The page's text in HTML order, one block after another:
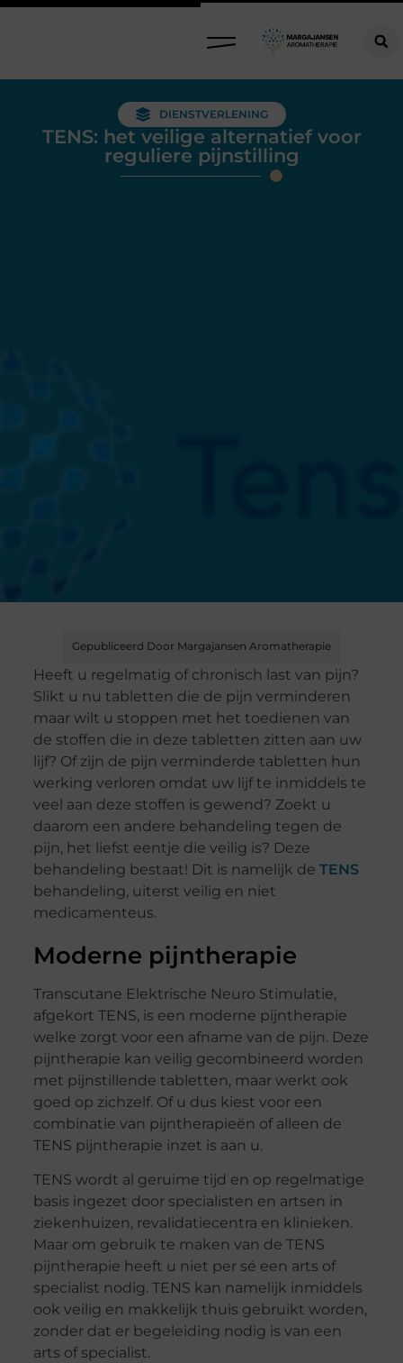
DIENSTVERLENING
TENS: het veilige alternatief voor
reguliere pijnstilling
Gepubliceerd Door Margajansen Aromatherapie
Heeft u regelmatig of chronisch last van pijn?
Slikt u nu tabletten die de pijn verminderen
maar wilt u stoppen met het toedienen van
de stoffen die in deze tabletten zitten aan uw
lijf? Of zijn de pijn verminderde tabletten hun
werking verloren omdat uw lijf te inmiddels te
veel aan deze stoffen is gewend? Zoekt u
daarom een andere behandeling tegen de
pijn, het liefst eentje die veilig is? Deze
behandeling bestaat! Dit is namelijk de TENS
behandeling, uiterst veilig en niet
medicamenteus.
Moderne pijntherapie
Transcutane Elektrische Neuro Stimulatie,
afgekort TENS, is een moderne pijntherapie
welke zorgt voor een afname van de pijn. Deze
pijntherapie kan veilig gecombineerd worden
met pijnstillende tabletten, maar werkt ook
goed op zichzelf. Of u dus kiest voor een
combinatie van pijntherapieën of alleen de
TENS pijntherapie inzet is aan u.
TENS wordt al geruime tijd en op regelmatige
basis ingezet door specialisten en artsen in
ziekenhuizen, revalidatiecentra en klinieken.
Maar om gebruik te maken van de TENS
pijntherapie heeft u niet per sé een arts of
specialist nodig. TENS kan namelijk inmiddels
ook veilig en makkelijk thuis gebruikt worden,
zonder dat er begeleiding nodig is van een
arts of specialist.